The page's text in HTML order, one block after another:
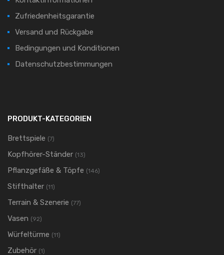
Zufriedenheitsgarantie
Versand und Rückgabe
Bedingungen und Konditionen
Datenschutzbestimmungen
PRODUKT-KATEGORIEN
Brettspiele (7)
Kopfhörer-Ständer (13)
Pflanzgefäße & Töpfe (146)
Stifthalter (11)
Terrain & Szenerie (77)
Vasen (92)
Würfeltürme (11)
Zubehör (1)